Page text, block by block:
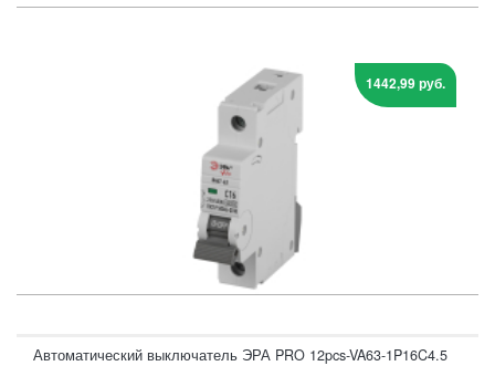
1442,99 руб.
Автоматический выключатель ЭРА PRO 12pcs-VA63-1P16C4.5